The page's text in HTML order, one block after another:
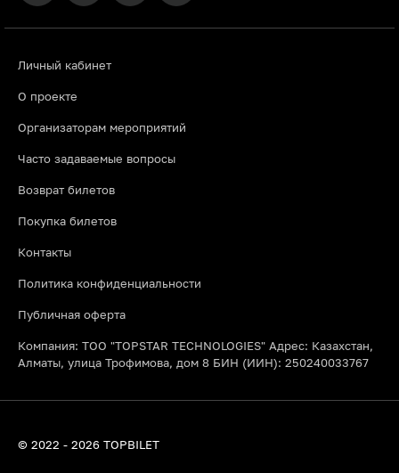
Личный кабинет
О проекте
Организаторам мероприятий
Часто задаваемые вопросы
Возврат билетов
Покупка билетов
Контакты
Политика конфиденциальности
Публичная оферта
Компания: ТОО "TOPSTAR TECHNOLOGIES" Адрес: Казахстан,
Алматы, улица Трофимова, дом 8 БИН (ИИН): 250240033767
© 2022 - 2026 TOPBILET